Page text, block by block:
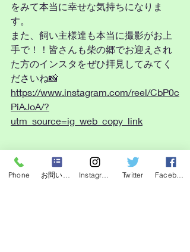
をみて本当に幸せな気持ちになりま
す。
また、飼い主様達も本当に撮影がお上
手で！！皆さんも柴の郷でお迎えされ
た方のインスタをぜひ拝見してみてく
ださいね📸
https://www.instagram.com/reel/CbP0c
PiAJoA/?
utm_source=ig_web_copy_link
Phone Twitter